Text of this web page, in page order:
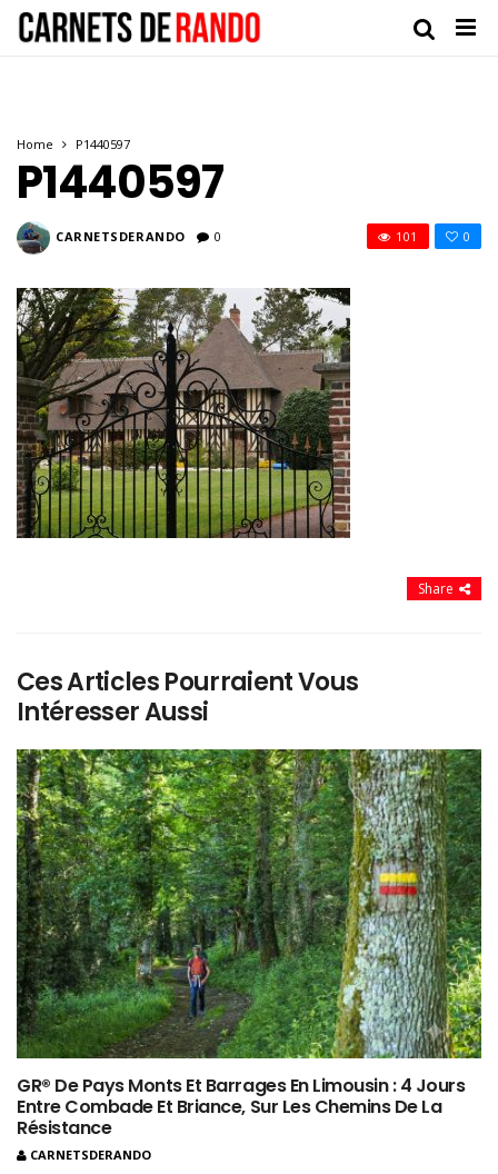
Home P1440597
P1440597
CARNETSDERANDO 0 0
101
Share
Ces Articles Pourraient Vous
Intéresser Aussi
GR® De Pays Monts Et Barrages En Limousin : 4 Jours
Entre Combade Et Briance, Sur Les Chemins De La
Résistance
CARNETSDERANDO